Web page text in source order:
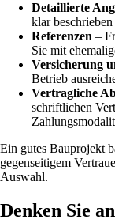
Detaillierte
klar beschrieben
Referenzen –
Sie mit
Versicherung
Betrieb
Vertragliche
schriftlichen
Ein gutes Bauprojekt
gegenseitigem
Auswahl.
Denken Sie